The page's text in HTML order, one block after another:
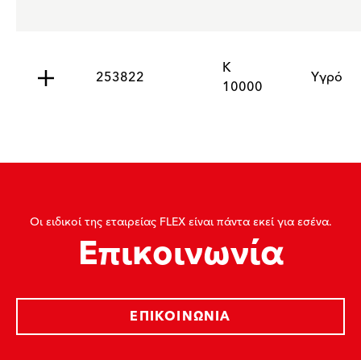
253822
K
10000
Υγρό
Οι ειδικοί της εταιρείας FLEX είναι πάντα εκεί για εσένα.
Επικοινωνία
ΕΠΙΚΟΙΝΩΝΊΑ